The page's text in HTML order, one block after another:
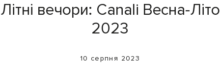
Літні вечори: Canali Весна-Літо
2023
10 серпня 2023